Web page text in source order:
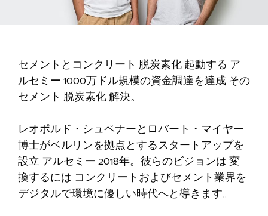
セメントとコンクリート 脱炭素化起動する ア
ルセミー1000万ドル規模の資金調達を達成その
セメント 脱炭素化解決。
レオポルド・シュペナーとロバート・マイヤー
博士がベルリンを拠点とするスタートアップを
設立アルセミー2018年。彼らのビジョンは変
換するには コンクリートおよびセメント業界を
デジタルで環境に優しい時代へと導きます。